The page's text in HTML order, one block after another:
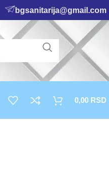
bgsanitarija@gmail.com
0,00 RSD